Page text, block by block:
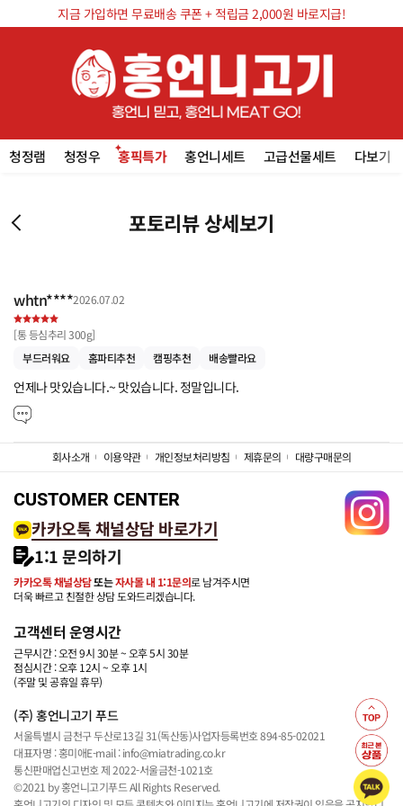
지금 가입하면 무료배송 쿠폰 + 적립금 2,000원 바로지급!
청정램 청정우 홍픽특가 홍언니세트 고급선물세트 다보기
포토리뷰 상세보기
whtn****2026.07.02
[통 등심추리 300g]
부드러워요
홈파티추천 캠핑추천 배송빨라요
언제나 맛있습니다.~ 맛있습니다. 정말입니다.
회사소개 이용약관 개인정보처리방침 제휴문의 대량구매문의
CUSTOMER CENTER
카카오톡 채널상담 바로가기
1:1 문의하기
카카오톡 채널상담또는자사몰 내 1:1문의로 남겨주시면
더욱 빠르고 친절한 상담 도와드리겠습니다.
고객센터 운영시간
근무시간 : 오전 9시 30분 ~ 오후 5시 30분
점심시간 : 오후 12시 ~ 오후 1시
(주말 및 공휴일 휴무)
(주) 홍언니고기 푸드
서울특별시 금천구 두산로13길 31(독산동)사업자등록번호 894-85-02021
대표자명 : 홍미애E-mail : info@miatrading.co.kr
통신판매업신고번호 제 2022-서울금천-1021호
©2021 by 홍언니고기푸드 All Rights Reserved.